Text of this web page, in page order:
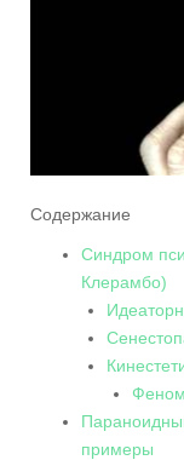
Содержание
Синдром
Клерамбо)
примеры